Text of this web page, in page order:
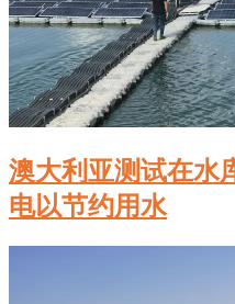
澳大利亚测试在水
电以节约用水